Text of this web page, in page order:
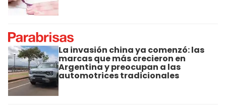
La invasión china ya comenzó: las
marcas que más crecieron en
Argentina y preocupan a las
automotrices tradicionales